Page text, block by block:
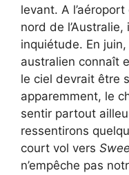
levant. A
nord de
inquiétude. En
australien connaît
le ciel devrait être
apparemment, le
sentir partout
ressentirons
court vol vers
n’empêche pas